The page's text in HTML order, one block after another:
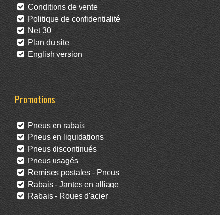
Conditions de vente
Politique de confidentialité
Net 30
Plan du site
English version
Promotions
Pneus en rabais
Pneus en liquidations
Pneus discontinués
Pneus usagés
Remises postales - Pneus
Rabais - Jantes en alliage
Rabais - Roues d'acier